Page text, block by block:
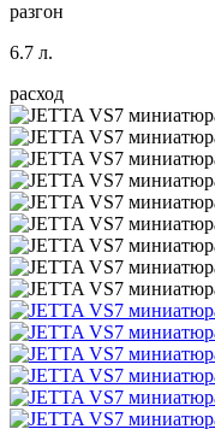
разгон
6.7 л.
расход